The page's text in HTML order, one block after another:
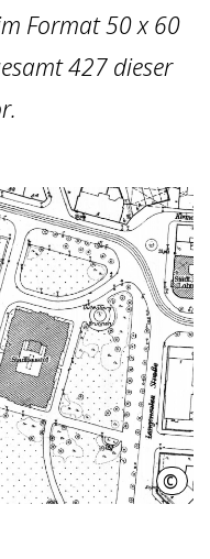
Format 50 x 60
427 dieser
© LHH